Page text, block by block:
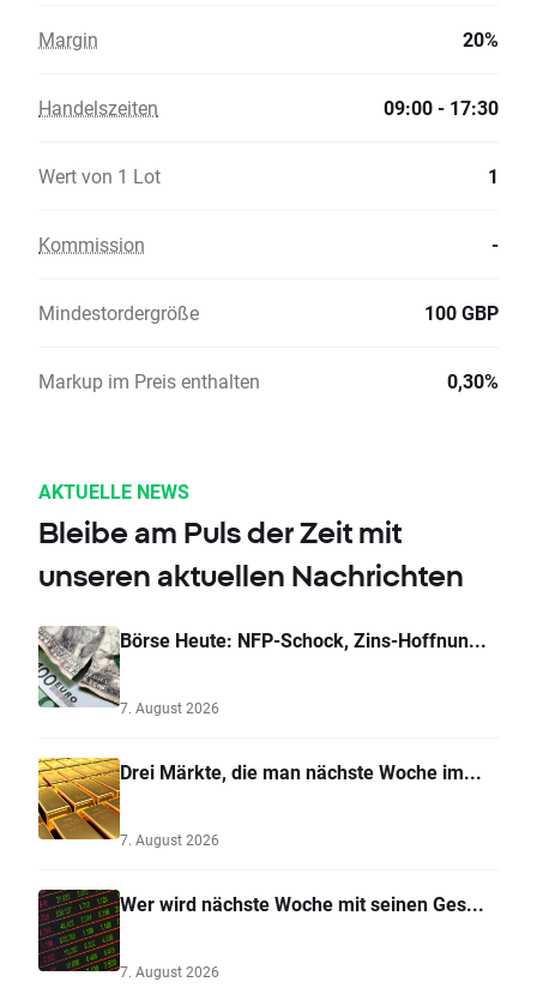
Margin 20%
Handelszeiten 09:00 - 17:30
Wert von 1 Lot 1
Kommission -
Mindestordergröße 100 GBP
Markup im Preis enthalten 0,30%
AKTUELLE NEWS
Bleibe am Puls der Zeit mit
unseren aktuellen Nachrichten
Börse Heute: NFP-Schock, Zins-Hoffnun...
7. August 2026
Drei Märkte, die man nächste Woche im...
7. August 2026
Wer wird nächste Woche mit seinen Ges...
7. August 2026